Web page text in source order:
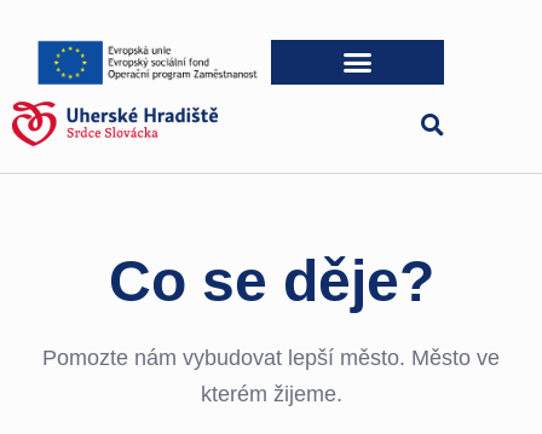
Co se děje?
Pomozte nám vybudovat lepší město. Město ve
kterém žijeme.